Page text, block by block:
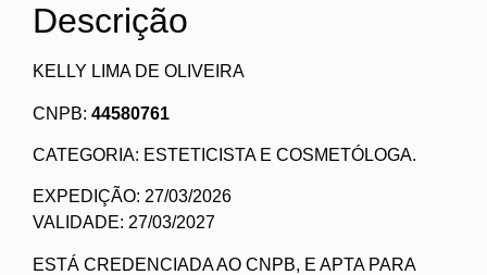
Descrição
KELLY LIMA DE OLIVEIRA
CNPB: 44580761
CATEGORIA: ESTETICISTA E COSMETÓLOGA.
EXPEDIÇÃO: 27/03/2026
VALIDADE: 27/03/2027
ESTÁ CREDENCIADA AO CNPB, E APTA PARA